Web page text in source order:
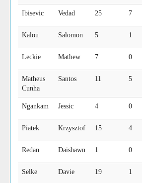
Ibisevic Vedad 25 7
Kalou Salomon 5 1
Leckie Mathew 7 0
Matheus
Cunha
Santos 11 5
Ngankam Jessic 4 0
Piatek Krzysztof 15 4
Redan Daishawn 1 0
Selke Davie 19 1